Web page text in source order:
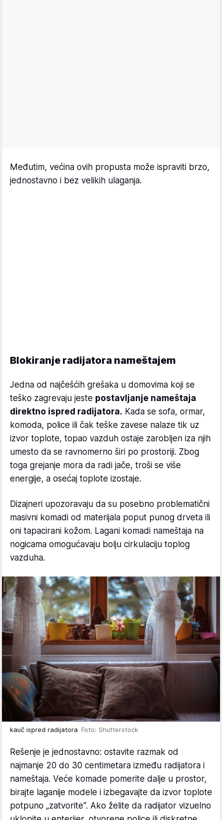
Međutim, većina ovih propusta može ispraviti brzo,
jednostavno i bez velikih ulaganja.
Blokiranje radijatora nameštajem
Jedna od najčešćih grešaka u domovima koji se
teško zagrevaju jeste postavljanje nameštaja
direktno ispred radijatora. Kada se sofa, ormar,
komoda, police ili čak teške zavese nalaze tik uz
izvor toplote, topao vazduh ostaje zarobljen iza njih
umesto da se ravnomerno širi po prostoriji. Zbog
toga grejanje mora da radi jače, troši se više
energije, a osećaj toplote izostaje.
Dizajneri upozoravaju da su posebno problematični
masivni komadi od materijala poput punog drveta ili
oni tapacirani kožom. Lagani komadi nameštaja na
nogicama omogućavaju bolju cirkulaciju toplog
vazduha.
kauč ispred radijatora Foto: Shutterstock
Rešenje je jednostavno: ostavite razmak od
najmanje 20 do 30 centimetara između radijatora i
nameštaja. Veće komade pomerite dalje u prostor,
birajte laganije modele i izbegavajte da izvor toplote
potpuno „zatvorite“. Ako želite da radijator vizuelno